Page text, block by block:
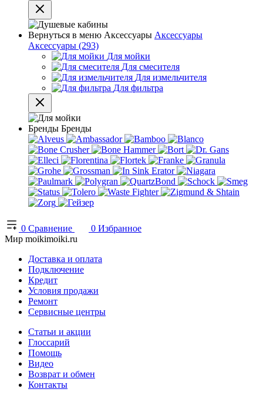
Вернуться в меню Аксессуары Аксессуары
Аксессуары (293)
Для мойки
Для смесителя
Для измельчителя
Для фильтра
Бренды Бренды
0 Сравнение 0 Избранное
Мир moikimoiki.ru
Доставка и оплата
Подключение
Кредит
Условия продажи
Ремонт
Сервисные центры
Статьи и акции
Глоссарий
Помощь
Видео
Возврат и обмен
Контакты